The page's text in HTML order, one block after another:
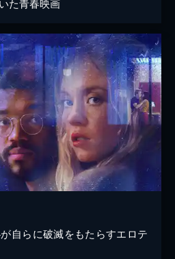
た青春映画
自らに破滅をもたらすエロテ